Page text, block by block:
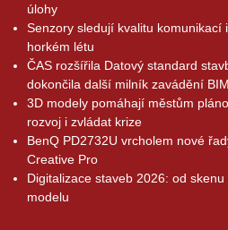
úlohy
Senzory sledují kvalitu komunikací
horkém létu
ČAS rozšířila Datový standard
dokončila další milník zavádění
3D modely pomáhají městům
rozvoj i zvládat krize
BenQ PD2732U vrcholem nové
Creative Pro
Digitalizace staveb 2026: od skenu
modelu